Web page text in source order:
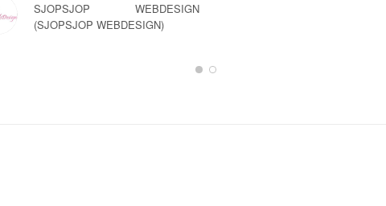
SJOPSJOP WEBDESIGN
(SJOPSJOP WEBDESIGN)